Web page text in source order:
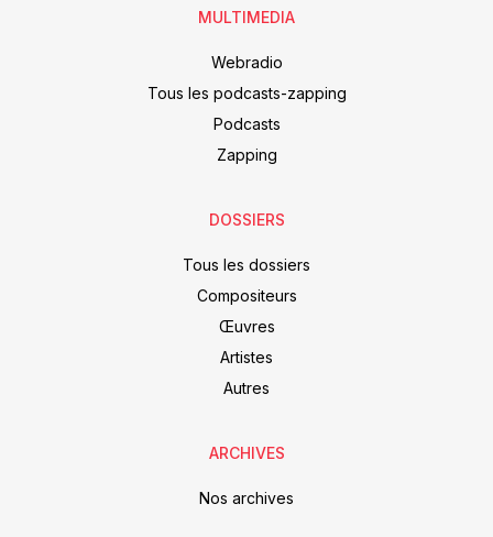
MULTIMEDIA
Webradio
Tous les podcasts-zapping
Podcasts
Zapping
DOSSIERS
Tous les dossiers
Compositeurs
Œuvres
Artistes
Autres
ARCHIVES
Nos archives